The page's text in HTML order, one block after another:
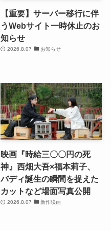
【重要】サーバー移行に伴
うWebサイト一時休止のお
知らせ
2026.8.07 お知らせ
映画『時給三〇〇円の死
神』西畑大吾×福本莉子、
バディ誕生の瞬間を捉えた
カットなど場面写真公開
2026.8.07 新作映画